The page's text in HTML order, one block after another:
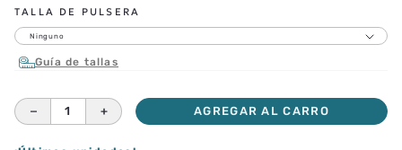
TALLA DE PULSERA
Ninguno
Guía de tallas
＋
－ AGREGAR AL CARRO